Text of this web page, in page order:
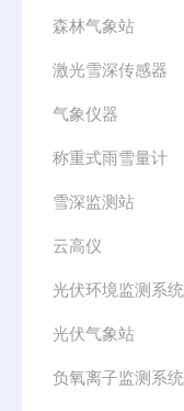
森林气象站
激光雪深传感器
气象仪器
称重式雨雪量计
雪深监测站
云高仪
光伏环境监测系统
光伏气象站
负氧离子监测系统